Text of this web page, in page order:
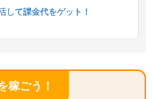
して課金代をゲット！
稼ごう！